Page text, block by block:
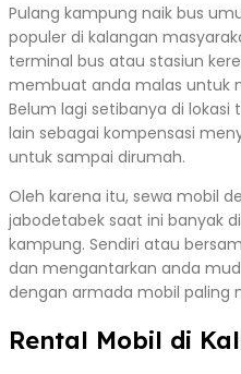
Pulang kampung naik bus
populer di kalangan
terminal bus atau stasiun
membuat anda malas untuk
Belum lagi setibanya di
lain sebagai kompensasi
untuk sampai dirumah.
Oleh karena itu, sewa mobil
jabodetabek saat ini banyak
kampung. Sendiri atau
dan mengantarkan anda
dengan armada mobil paling
Rental Mobil di